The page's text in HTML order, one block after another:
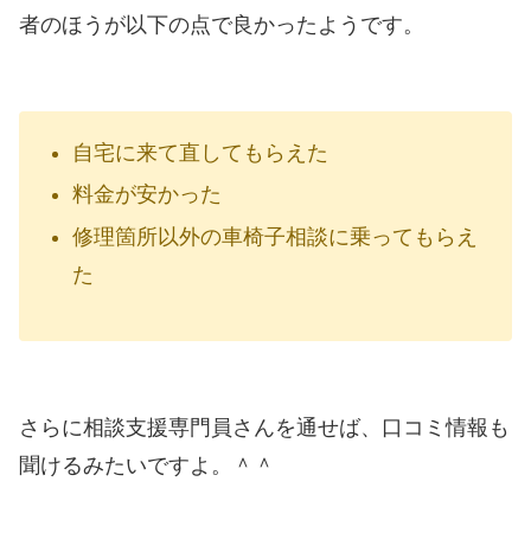
者のほうが以下の点で良かったようです。
自宅に来て直してもらえた
料金が安かった
修理箇所以外の車椅子相談に乗ってもらえ
た
さらに相談支援専門員さんを通せば、口コミ情報も
聞けるみたいですよ。＾＾